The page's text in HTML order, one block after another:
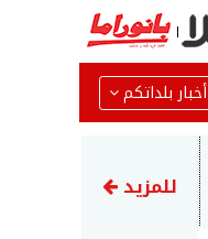
أخبار بلداتكم
إصابة طفل (10 سنوات) بصعقة كهربائية في عرعرة النقب
للمزيد